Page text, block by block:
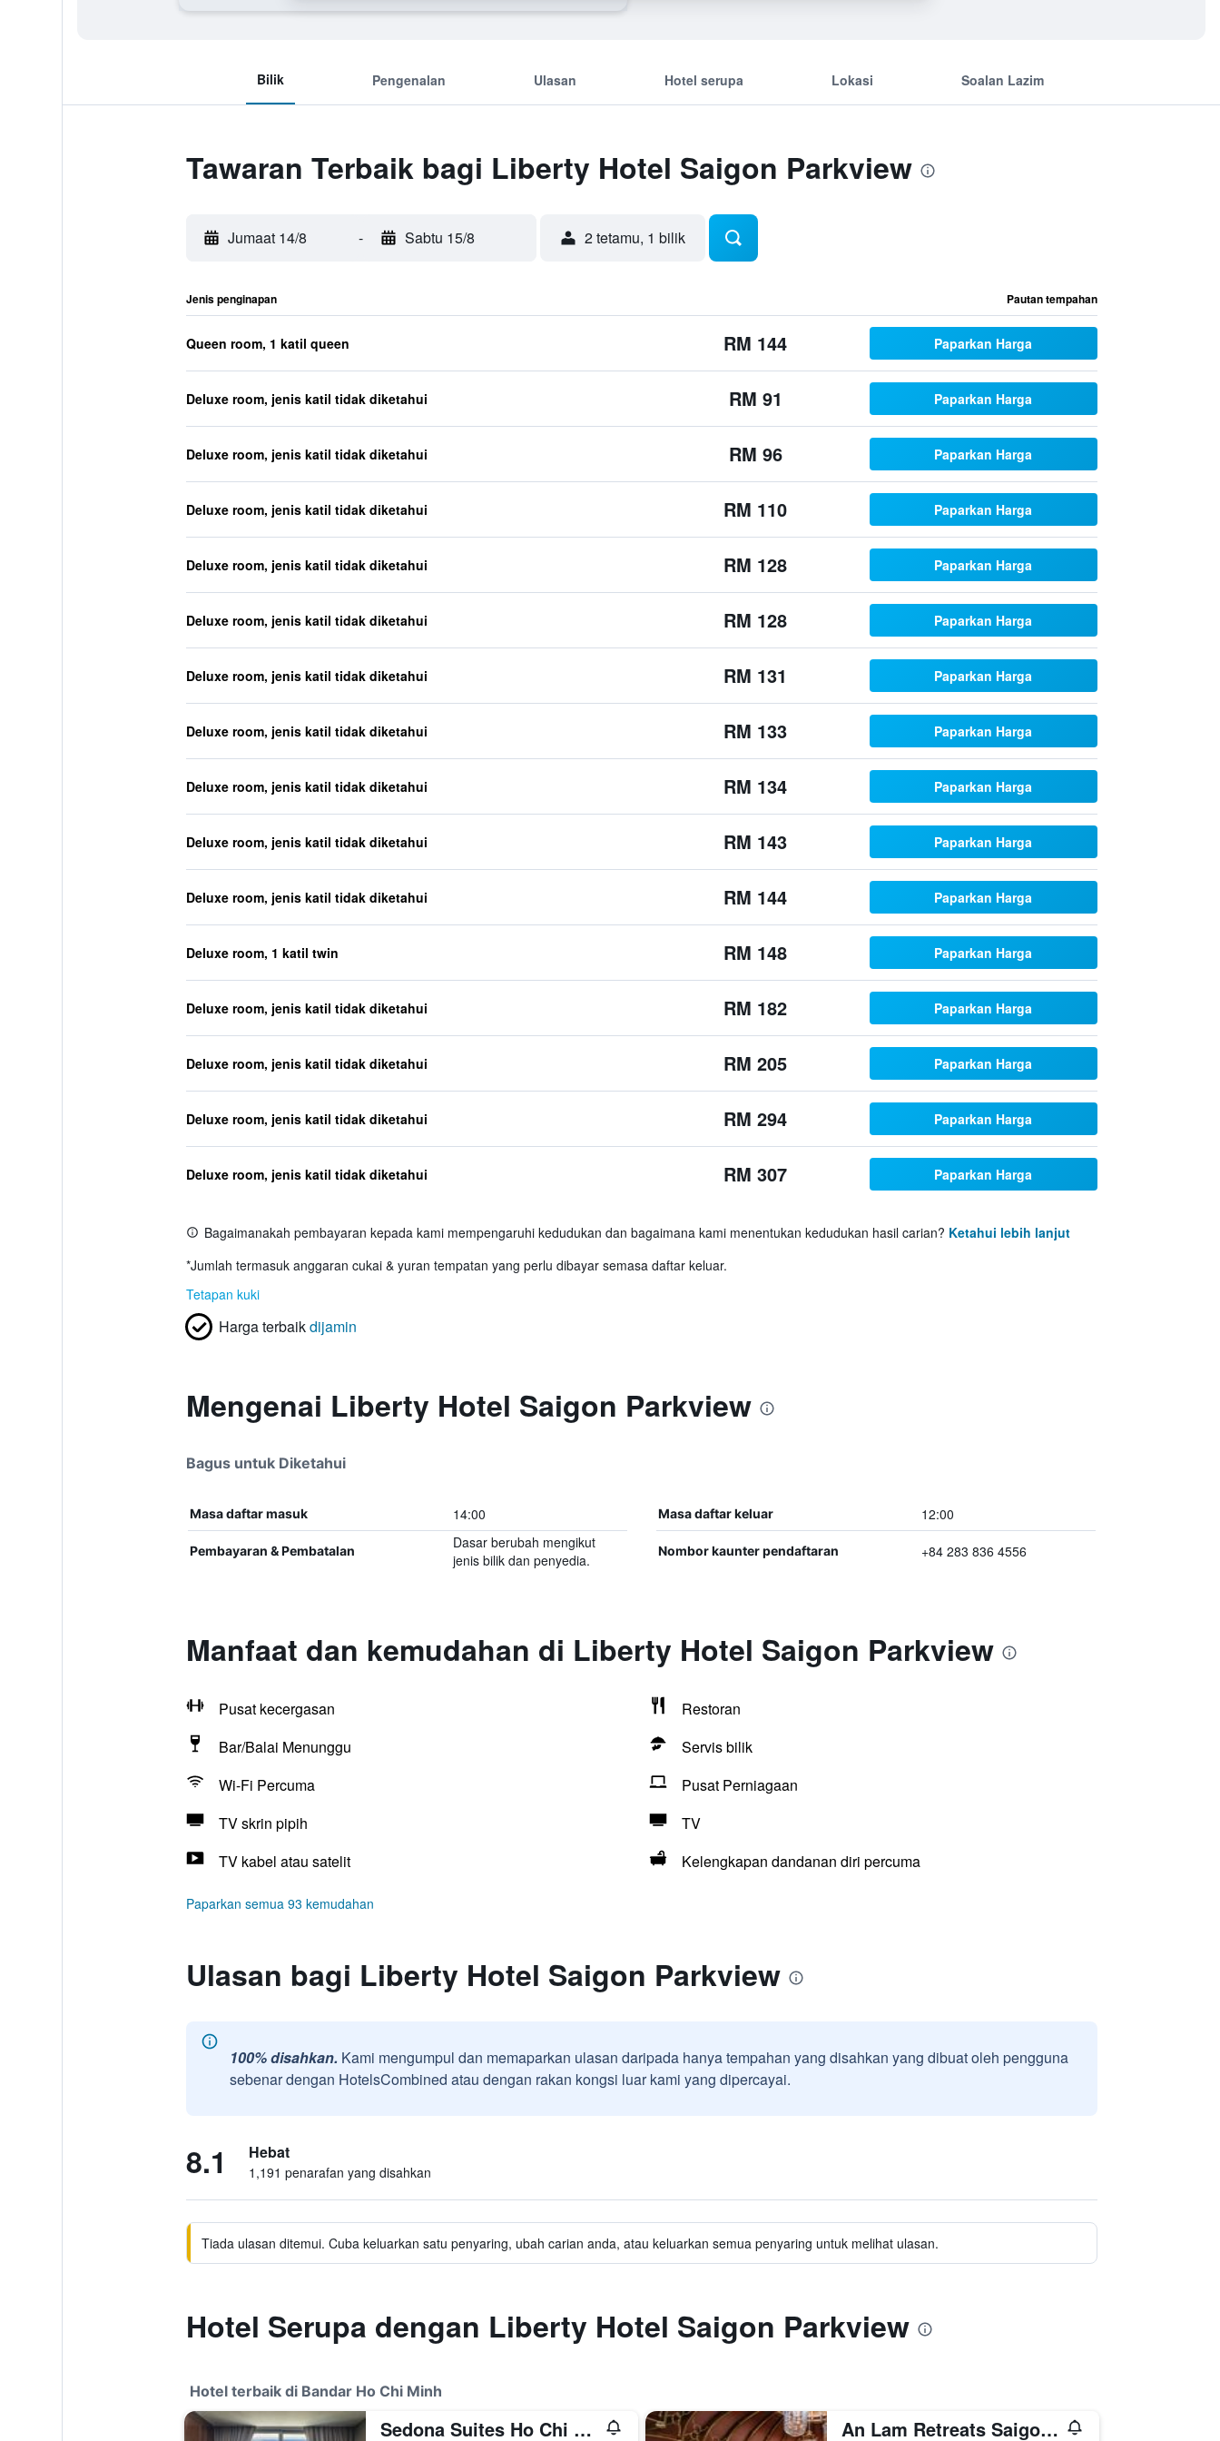
Bilik Pengenalan Ulasan Hotel serupa Lokasi Soalan Lazim
Tawaran Terbaik bagi Liberty Hotel Saigon Parkview
Jumaat 14/8 - Sabtu 15/8 2 tetamu, 1 bilik
Jenis penginapan Pautan tempahan
Queen room, 1 katil queen RM 144 Paparkan Harga
Deluxe room, jenis katil tidak diketahui RM 91 Paparkan Harga
Deluxe room, jenis katil tidak diketahui RM 96 Paparkan Harga
Deluxe room, jenis katil tidak diketahui RM 110 Paparkan Harga
Deluxe room, jenis katil tidak diketahui RM 128 Paparkan Harga
Deluxe room, jenis katil tidak diketahui RM 128 Paparkan Harga
Deluxe room, jenis katil tidak diketahui RM 131 Paparkan Harga
Deluxe room, jenis katil tidak diketahui RM 133 Paparkan Harga
Deluxe room, jenis katil tidak diketahui RM 134 Paparkan Harga
Deluxe room, jenis katil tidak diketahui RM 143 Paparkan Harga
Deluxe room, jenis katil tidak diketahui RM 144 Paparkan Harga
Deluxe room, 1 katil twin RM 148 Paparkan Harga
Deluxe room, jenis katil tidak diketahui RM 182 Paparkan Harga
Deluxe room, jenis katil tidak diketahui RM 205 Paparkan Harga
Deluxe room, jenis katil tidak diketahui RM 294 Paparkan Harga
Deluxe room, jenis katil tidak diketahui RM 307 Paparkan Harga
Bagaimanakah pembayaran kepada kami mempengaruhi kedudukan dan bagaimana kami menentukan kedudukan hasil carian? Ketahui lebih lanjut
*Jumlah termasuk anggaran cukai & yuran tempatan yang perlu dibayar semasa daftar keluar.
Tetapan kuki
Harga terbaikdijamin
Mengenai Liberty Hotel Saigon Parkview
Bagus untuk Diketahui
Masa daftar masuk 14:00 Masa daftar keluar 12:00
Pembayaran & Pembatalan
Dasar berubah mengikut
jenis bilik dan penyedia.
Nombor kaunter pendaftaran +84 283 836 4556
Manfaat dan kemudahan di Liberty Hotel Saigon Parkview
Pusat kecergasan
Restoran
Bar/Balai Menunggu
Servis bilik
Wi-Fi Percuma
Pusat Perniagaan
TV skrin pipih
TV
TV kabel atau satelit
Kelengkapan dandanan diri percuma
Paparkan semua 93 kemudahan
Ulasan bagi Liberty Hotel Saigon Parkview
100% disahkan. Kami mengumpul dan memaparkan ulasan daripada hanya tempahan yang disahkan yang dibuat oleh pengguna
sebenar dengan HotelsCombined atau dengan rakan kongsi luar kami yang dipercayai.
8.1 Hebat
1,191 penarafan yang disahkan
Tiada ulasan ditemui. Cuba keluarkan satu penyaring, ubah carian anda, atau keluarkan semua penyaring untuk melihat ulasan.
Hotel Serupa dengan Liberty Hotel Saigon Parkview
Hotel terbaik di Bandar Ho Chi Minh
Sedona Suites Ho Chi Minh City An Lam Retreats Saigon River